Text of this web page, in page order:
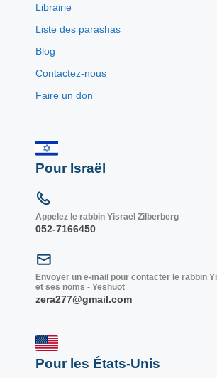
Librairie
Liste des parashas
Blog
Contactez-nous
Faire un don
Pour Israël
Appelez le rabbin Yisrael Zilberberg
052-7166450
Envoyer un e-mail pour contacter le rabbin
et ses noms - Yeshuot
zera277@gmail.com
Pour les États-Unis